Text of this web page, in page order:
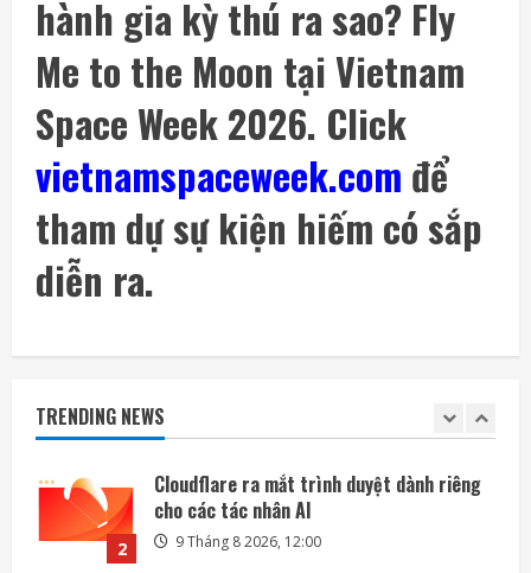
hành gia kỳ thú ra sao? Fly
Me to the Moon tại Vietnam
Space Week 2026. Click
vietnamspaceweek.com để
tham dự sự kiện hiếm có sắp
diễn ra.
TRENDING NEWS
Astra vì lo ngại an ninh
9 Tháng 8 2026, 09:21
5
Singapore rộng thêm 28% nhờ lấn biển,
các nước láng giềng lần lượt siết xuất khẩu
9 Tháng 8 2026, 09:17
1
Mỡ bụng và thiếu vitamin D có thể tăng
gấp đôi nguy cơ tử vong sớm
2
Cloudflare ra mắt trình duyệt dành riêng
3
Amazon tài trợ nhà máy điện khí khổng lồ
phục vụ các trung tâm dữ liệu
9 Tháng 8 2026, 09:23